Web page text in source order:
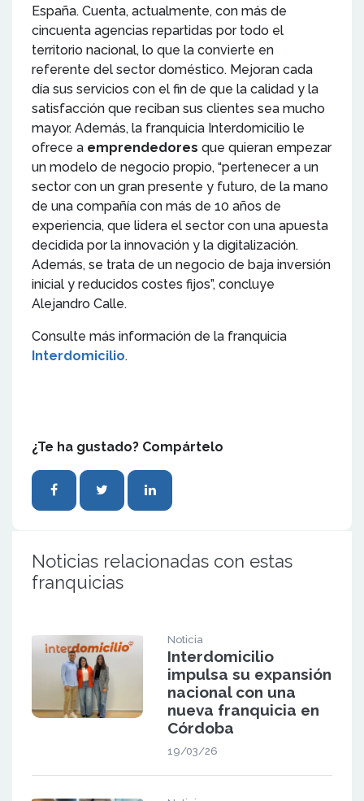
España. Cuenta, actualmente, con más de
cincuenta agencias repartidas por todo el
territorio nacional, lo que la convierte en
referente del sector doméstico. Mejoran cada
día sus servicios con el fin de que la calidad y la
satisfacción que reciban sus clientes sea mucho
mayor. Además, la franquicia Interdomicilio le
ofrece a emprendedores que quieran empezar
un modelo de negocio propio, “pertenecer a un
sector con un gran presente y futuro, de la mano
de una compañía con más de 10 años de
experiencia, que lidera el sector con una apuesta
decidida por la innovación y la digitalización.
Además, se trata de un negocio de baja inversión
inicial y reducidos costes fijos”, concluye
Alejandro Calle.
Consulte más información de la franquicia
Interdomicilio.
¿Te ha gustado? Compártelo
Noticias relacionadas con estas
franquicias
Noticia
Interdomicilio
impulsa su expansión
nacional con una
nueva franquicia en
Córdoba
19/03/26